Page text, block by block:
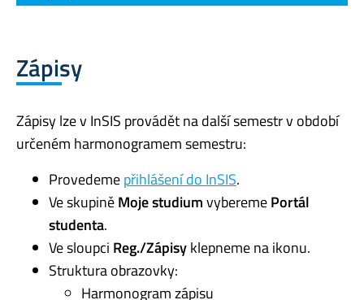
Zápisy
Zápisy lze v InSIS provádět na další semestr v období
určeném harmonogramem semestru:
Provedemepřihlášení do InSIS.
Ve skupiněMoje studiumvyberemePortál
studenta.
Ve sloupci Reg./Zápisyklepneme na ikonu.
Struktura obrazovky:
Harmonogram zápisu